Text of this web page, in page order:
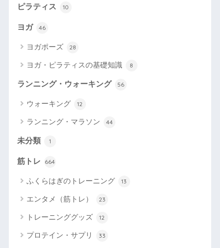
ピラティス 10
ヨガ 46
ヨガポーズ 28
ヨガ・ピラティスの基礎知識 8
ランニング・ウォーキング 56
ウォーキング 12
ランニング・マラソン 44
未分類 1
筋トレ 664
ふくらはぎのトレーニング 13
エンタメ（筋トレ） 23
トレーニンググッズ 12
プロテイン・サプリ 33